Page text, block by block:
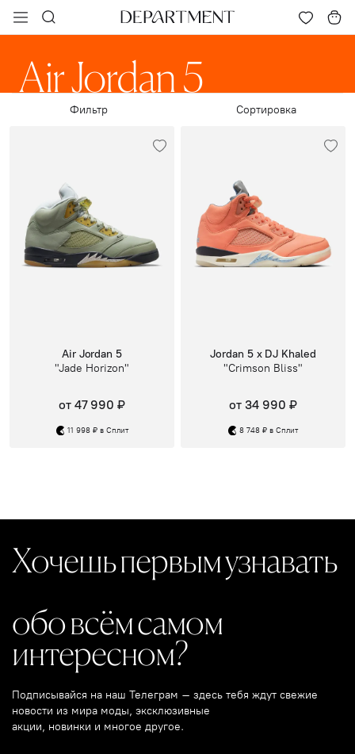
Air Jordan 5
Фильтр Сортировка
Air Jordan 5
"Jade Horizon"
от 47 990 ₽
11 998 ₽ в Сплит
Jordan 5 x DJ Khaled
"Crimson Bliss"
от 34 990 ₽
8 748 ₽ в Сплит
Хочешь первым узнавать
обо всём самом
интересном?
Подписывайся на наш Телеграм – здесь тебя ждут свежие
новости из мира моды, эксклюзивные
акции, новинки и многое другое.